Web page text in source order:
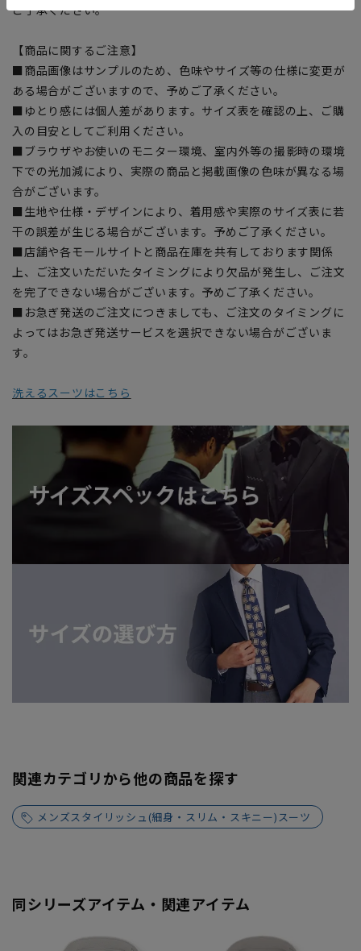
ご了承ください。
【商品に関するご注意】
■商品画像はサンプルのため、色味やサイズ等の仕様に変更が
ある場合がございますので、予めご了承ください。
■ゆとり感には個人差があります。サイズ表を確認の上、ご購
入の目安としてご利用ください。
■ブラウザやお使いのモニター環境、室内外等の撮影時の環境
下での光加減により、実際の商品と掲載画像の色味が異なる場
合がございます。
■生地や仕様・デザインにより、着用感や実際のサイズ表に若
干の誤差が生じる場合がございます。予めご了承ください。
■店舗や各モールサイトと商品在庫を共有しております関係
上、ご注文いただいたタイミングにより欠品が発生し、ご注文
を完了できない場合がございます。予めご了承ください。
■お急ぎ発送のご注文につきましても、ご注文のタイミングに
よってはお急ぎ発送サービスを選択できない場合がございま
す。
洗えるスーツはこちら
関連カテゴリから他の商品を探す
メンズスタイリッシュ(細身・スリム・スキニー)スーツ
同シリーズアイテム・関連アイテム